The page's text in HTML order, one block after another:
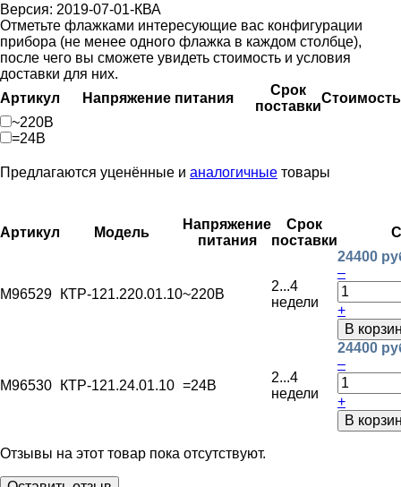
Версия: 2019-07-01-КВА
Отметьте флажками интересующие вас конфигурации
прибора (не менее одного флажка в каждом столбце),
после чего вы сможете увидеть стоимость и условия
доставки для них.
Артикул
Напряжение питания
Срок
поставки
Стоимость
~220В
=24В
Предлагаются уценённые и аналогичные товары
Артикул Модель
Напряжение
питания
Срок
поставки
M96529 КТР-121.220.01.10~220В
2...4
недели
24400
–
+
В
M96530 КТР-121.24.01.10 =24В
2...4
недели
24400
–
+
В
Отзывы на этот товар пока отсутствуют.